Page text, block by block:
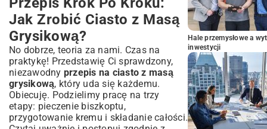
Jak Zrobić Ciasto z Masą
Grysikową?
No dobrze, teoria za nami. Czas na
praktykę! Przedstawię Ci sprawdzony,
niezawodny przepis na ciasto z masą
grysikową, który uda się każdemu.
Obiecuję. Podzielimy pracę na trzy
etapy: pieczenie biszkoptu,
przygotowanie kremu i składanie całości.
Hale przemysłowe a
inwestycji